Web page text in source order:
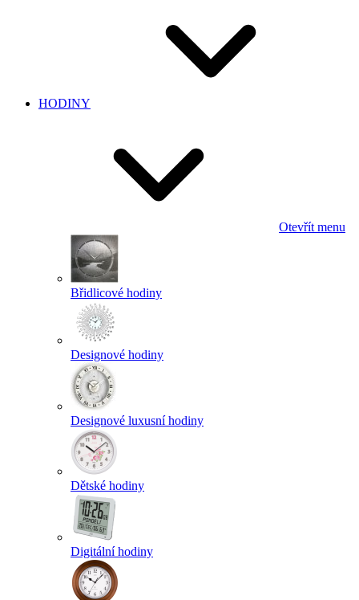
HODINY
Otevřít menu
Břidlicové hodiny
Designové hodiny
Designové luxusní hodiny
Dětské hodiny
Digitální hodiny